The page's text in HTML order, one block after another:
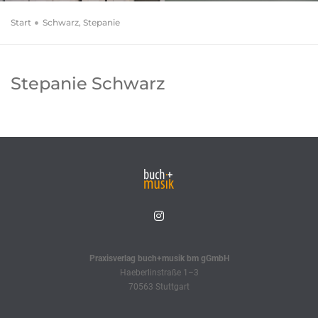
Start Schwarz, Stepanie
Stepanie Schwarz
Praxisverlag buch+musik bm gGmbH
Haeberlinstraße 1–3
70563 Stuttgart